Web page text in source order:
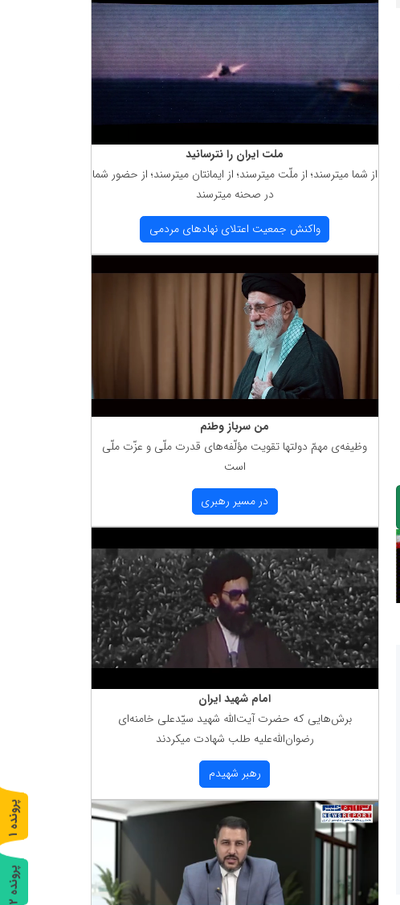
ملت ایران را نترسانید
از شما میترسند؛ از ملّت میترسند؛ از ایمانتان میترسند؛ از حضور شما
در صحنه میترسند
واكنش جمعیت اعتلای نهادهای مردمی
من سرباز وطنم
وظیفه‌ی مهمّ دولتها تقویت مؤلّفه‌های قدرت ملّی و عزّت ملّی
است
در مسیر رهبری
امام شهید ایران
برش‌هایی كه حضرت آیت‌الله شهید سیّدعلی خامنه‌ای
رضوان‌الله‌علیه طلب شهادت میكردند
رهبر شهیدم
پ
ر
و
ن
د
ه
1
پ
ر
و
ن
د
ه
2